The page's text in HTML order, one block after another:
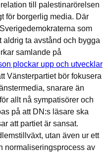
till palestinarörelsen
för borgerlig media. Där
som
aldrig ta avstånd och bygga
samlande på
plockar upp och utvecklar
Vänsterpartiet bör fokusera
snarare än
allt nå sympatisörer och
på att DN:s läsare ska
att partiet är sansat.
utan även ur ett
normaliseringsprocess av